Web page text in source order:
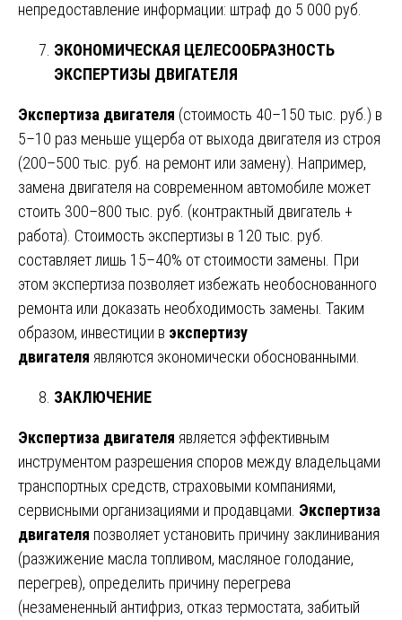
непредоставление информации: штраф до 5 000 руб.
ЭКОНОМИЧЕСКАЯ ЦЕЛЕСООБРАЗНОСТЬ
ЭКСПЕРТИЗЫ ДВИГАТЕЛЯ
Экспертиза двигателя (стоимость 40–150 тыс. руб.) в
5–10 раз меньше ущерба от выхода двигателя из строя
(200–500 тыс. руб. на ремонт или замену). Например,
замена двигателя на современном автомобиле может
стоить 300–800 тыс. руб. (контрактный двигатель +
работа). Стоимость экспертизы в 120 тыс. руб.
составляет лишь 15–40% от стоимости замены. При
этом экспертиза позволяет избежать необоснованного
ремонта или доказать необходимость замены. Таким
образом, инвестиции в экспертизу
двигателя являются экономически обоснованными.
ЗАКЛЮЧЕНИЕ
Экспертиза двигателя является эффективным
инструментом разрешения споров между владельцами
транспортных средств, страховыми компаниями,
сервисными организациями и продавцами. Экспертиза
двигателя позволяет установить причину заклинивания
(разжижение масла топливом, масляное голодание,
перегрев), определить причину перегрева
(незамененный антифриз, отказ термостата, забитый